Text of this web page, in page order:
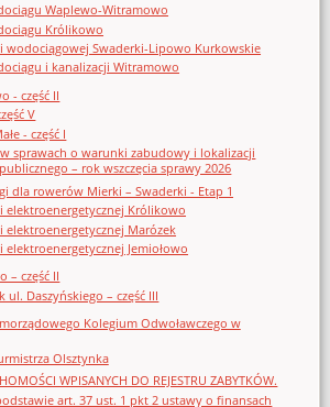
Waplewo-Witramowo
Królikowo
wodociągowej Swaderki-Lipowo Kurkowskie
i kanalizacji Witramowo
- część II
V
- część I
sprawach o warunki zabudowy i lokalizacji
– rok wszczęcia sprawy 2026
dla rowerów Mierki – Swaderki - Etap 1
elektroenergetycznej Królikowo
elektroenergetycznej Marózek
elektroenergetycznej Jemiołowo
– część II
ul. Daszyńskiego – część III
Kolegium Odwoławczego w
Olsztynka
WPISANYCH DO REJESTRU ZABYTKÓW.
art. 37 ust. 1 pkt 2 ustawy o finansach